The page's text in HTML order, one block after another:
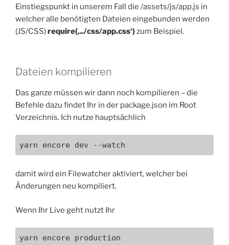
Einstiegspunkt in unserem Fall die /assets/js/app.js in
welcher alle benötigten Dateien eingebunden werden
(JS/CSS)require(‚../css/app.css‘)zum Beispiel.
Dateien kompilieren
Das ganze müssen wir dann noch kompilieren – die
Befehle dazu findet Ihr in der package.json im Root
Verzeichnis. Ich nutze hauptsächlich
yarn encore dev --watch
damit wird ein Filewatcher aktiviert, welcher bei
Änderungen neu kompiliert.
Wenn Ihr Live geht nutzt Ihr
yarn encore production